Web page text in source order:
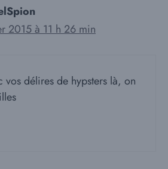
2015 à 11 h 26 min
vos délires de hypsters là, on